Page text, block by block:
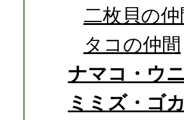
二枚貝の仲
タコの仲間
ナマコ・ウ
ミミズ・ゴ